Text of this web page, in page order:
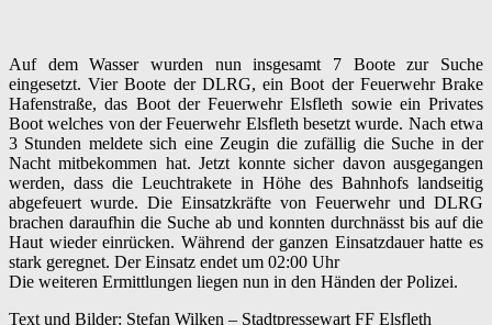
Auf dem Wasser wurden nun insgesamt 7 Boote zur Suche
eingesetzt. Vier Boote der DLRG, ein Boot der Feuerwehr Brake
Hafenstraße, das Boot der Feuerwehr Elsfleth sowie ein Privates
Boot welches von der Feuerwehr Elsfleth besetzt wurde. Nach etwa
3 Stunden meldete sich eine Zeugin die zufällig die Suche in der
Nacht mitbekommen hat. Jetzt konnte sicher davon ausgegangen
werden, dass die Leuchtrakete in Höhe des Bahnhofs landseitig
abgefeuert wurde. Die Einsatzkräfte von Feuerwehr und DLRG
brachen daraufhin die Suche ab und konnten durchnässt bis auf die
Haut wieder einrücken. Während der ganzen Einsatzdauer hatte es
stark geregnet. Der Einsatz endet um 02:00 Uhr
Die weiteren Ermittlungen liegen nun in den Händen der Polizei.
Text und Bilder: Stefan Wilken – Stadtpressewart FF Elsfleth